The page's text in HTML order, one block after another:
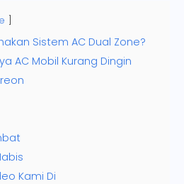
Sistem AC Dual Zone?
AC Mobil Kurang Dingin
Kami Di